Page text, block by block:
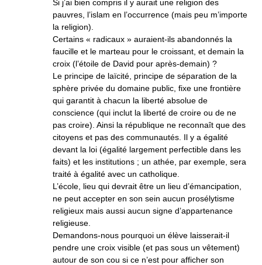
Si j’ai bien compris il y aurait une religion des
pauvres, l’islam en l’occurrence (mais peu m’importe
la religion).
Certains « radicaux » auraient-ils abandonnés la
faucille et le marteau pour le croissant, et demain la
croix (l’étoile de David pour après-demain) ?
Le principe de laïcité, principe de séparation de la
sphère privée du domaine public, fixe une frontière
qui garantit à chacun la liberté absolue de
conscience (qui inclut la liberté de croire ou de ne
pas croire). Ainsi la république ne reconnaît que des
citoyens et pas des communautés. Il y a égalité
devant la loi (égalité largement perfectible dans les
faits) et les institutions ; un athée, par exemple, sera
traité à égalité avec un catholique.
L’école, lieu qui devrait être un lieu d’émancipation,
ne peut accepter en son sein aucun prosélytisme
religieux mais aussi aucun signe d’appartenance
religieuse.
Demandons-nous pourquoi un élève laisserait-il
pendre une croix visible (et pas sous un vêtement)
autour de son cou si ce n’est pour afficher son